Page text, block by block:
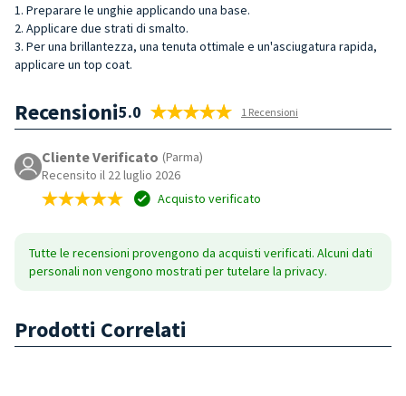
1. Preparare le unghie applicando una base.
2. Applicare due strati di smalto.
3. Per una brillantezza, una tenuta ottimale e un'asciugatura rapida,
applicare un top coat.
Recensioni5.0 1 Recensioni
Cliente Verificato (Parma)
Recensito il 22 luglio 2026
Acquisto verificato
Tutte le recensioni provengono da acquisti verificati. Alcuni dati
personali non vengono mostrati per tutelare la privacy.
Prodotti Correlati